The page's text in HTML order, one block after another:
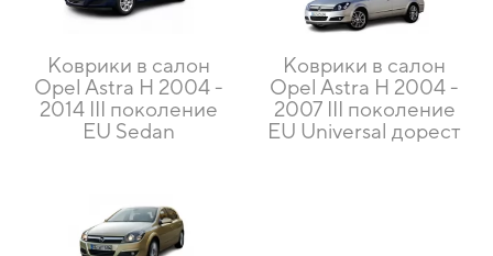
Коврики в салон
Opel Astra H 2004 -
2014 III поколение
EU Sedan
Коврики в салон
Opel Astra H 2004 -
2007 III поколение
EU Universal дорест